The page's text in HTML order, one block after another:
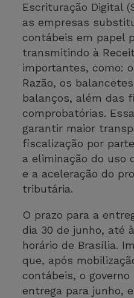
Escrituração Digital
as empresas
contábeis em papel
transmitindo à
importantes, como:
Razão, os
balanços, além das
comprobatórias.
garantir maior
fiscalização por
a eliminação do uso
e a aceleração do
tributária.
O prazo para a
dia 30 de junho, até
horário de Brasília.
que, após
contábeis, o
entrega para junho,